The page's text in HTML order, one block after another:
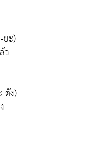
ยะ)
ว
ตัง)